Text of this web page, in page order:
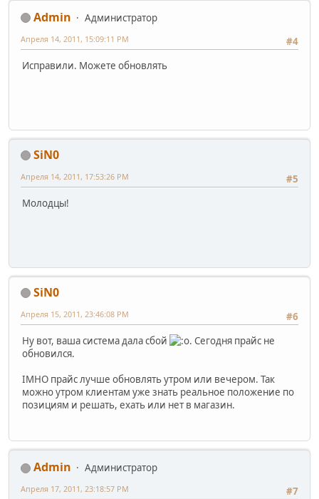
Admin
Администратор
#4
Апреля 14, 2011, 15:09:11 PM
Исправили. Можете обновлять
SiN0
#5
Апреля 14, 2011, 17:53:26 PM
Молодцы!
SiN0
#6
Апреля 15, 2011, 23:46:08 PM
Ну вот, ваша система дала сбой
. Сегодня прайс не
обновился.
IMHO прайс лучше обновлять утром или вечером. Так
можно утром клиентам уже знать реальное положение по
позициям и решать, ехать или нет в магазин.
Admin
Администратор
#7
Апреля 17, 2011, 23:18:57 PM